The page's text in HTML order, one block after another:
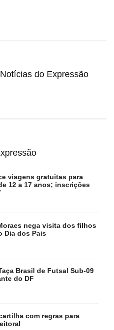
do Expressão
viagens gratuitas para
12 a 17 anos; inscrições
nega visita dos filhos
Dia dos Pais
Brasil de Futsal Sub-09
do DF
com regras para